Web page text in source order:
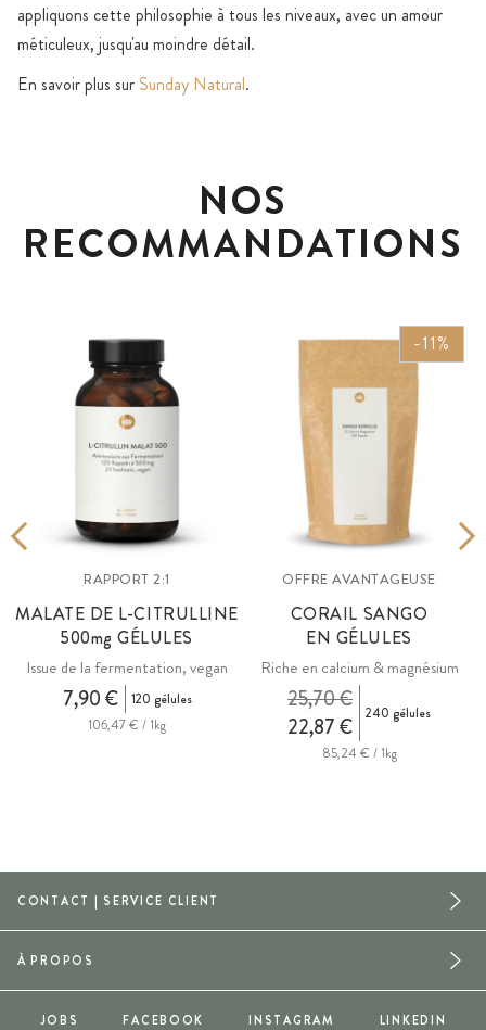
appliquons cette philosophie à tous les niveaux, avec un amour
méticuleux, jusqu'au moindre détail.
En savoir plus sur Sunday Natural.
NOS
RECOMMANDATIONS
RAPPORT 2:1
MALATE DE L-CITRULLINE
500mg GÉLULES
Issue de la fermentation, vegan
7,90 €
120 gélules
106,47 € / 1kg
-11%
OFFRE AVANTAGEUSE
CORAIL SANGO
EN GÉLULES
Riche en calcium & magnésium
22,87 €
25,70 € 240 gélules
85,24 € / 1kg
CONTACT | SERVICE CLIENT
À PROPOS
JOBS FACEBOOK INSTAGRAM LINKEDIN